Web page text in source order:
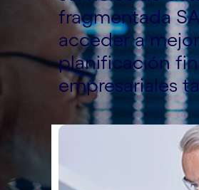
fragmentada
acceder a
planificación
empresariales